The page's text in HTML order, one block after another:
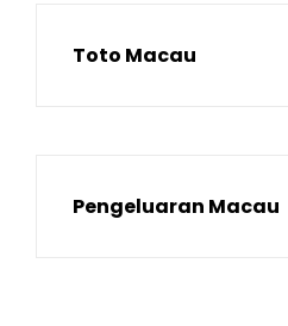
Toto Macau
Pengeluaran Macau